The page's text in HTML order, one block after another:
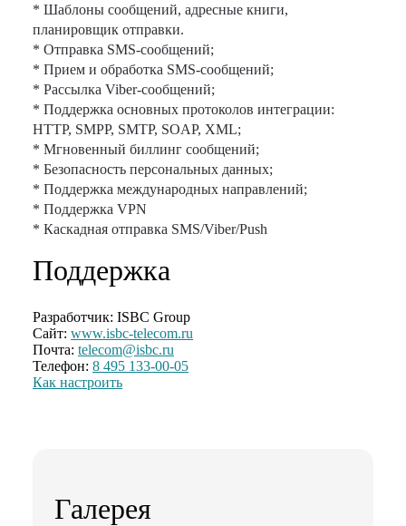
* Шаблоны сообщений, адресные книги,
планировщик отправки.
* Отправка SMS-сообщений;
* Прием и обработка SMS-сообщений;
* Рассылка Viber-сообщений;
* Поддержка основных протоколов интеграции:
HTTP, SMPP, SMTP, SOAP, XML;
* Мгновенный биллинг сообщений;
* Безопасность персональных данных;
* Поддержка международных направлений;
* Поддержка VPN
* Каскадная отправка SMS/Viber/Push
Поддержка
Разработчик: ISBC Group
Сайт: www.isbc-telecom.ru
Почта: telecom@isbc.ru
Телефон: 8 495 133-00-05
Как настроить
Галерея